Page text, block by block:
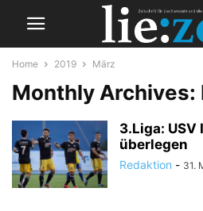
Home 2019 März
Monthly Archives:
3.Liga: USV
überlegen
Redaktion - 31.